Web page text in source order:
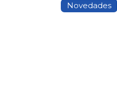
Novedades